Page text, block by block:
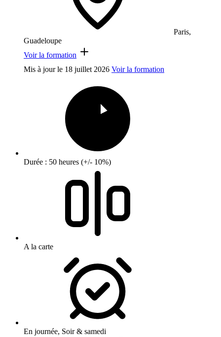
Paris,
Guadeloupe
Voir la formation
Mis à jour le 18 juillet 2026 Voir la formation
Durée : 50 heures (+/- 10%)
A la carte
En journée, Soir & samedi